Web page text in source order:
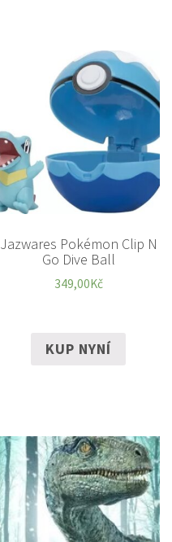
Jazwares Pokémon Clip N
Go Dive Ball
349,00Kč
KUP NYNÍ